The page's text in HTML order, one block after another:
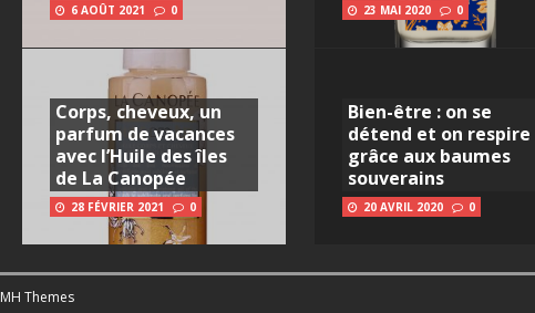
6 AOÛT 2021 0
Corps, cheveux, un
parfum de vacances
avec l’Huile des îles
de La Canopée
28 FÉVRIER 2021 0
23 MAI 2020 0
Bien-être : on se
détend et on respire
grâce aux baumes
souverains
20 AVRIL 2020 0
MH Themes